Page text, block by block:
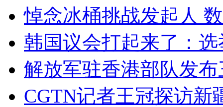
悼念冰桶挑战发起人
韩国议会打起来了：
解放军驻香港部队发
CGTN记者王冠探访新